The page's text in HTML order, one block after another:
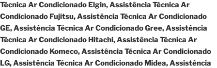
Técnica Ar Condicionado Elgin, Assistência Técnica Ar
Condicionado Fujitsu, Assistência Técnica Ar Condicionado
GE, Assistência Técnica Ar Condicionado Gree, Assistência
Técnica Ar Condicionado Hitachi, Assistência Técnica Ar
Condicionado Komeco, Assistência Técnica Ar Condicionado
LG, Assistência Técnica Ar Condicionado Midea, Assistência